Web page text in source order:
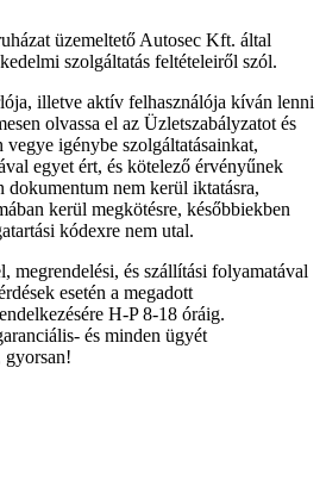
üzemeltető Autosec Kft. által
szolgáltatás feltételeiről szól.
illetve aktív felhasználója kíván lenni
olvassa el az Üzletszabályzatot és
vegye igénybe szolgáltatásainkat,
egyet ért, és kötelező érvényűnek
dokumentum nem kerül iktatásra,
kerül megkötésre, későbbiekben
kódexre nem utal.
megrendelési, és szállítási folyamatával
esetén a megadott
H-P 8-18 óráig.
és minden ügyét
gyorsan!